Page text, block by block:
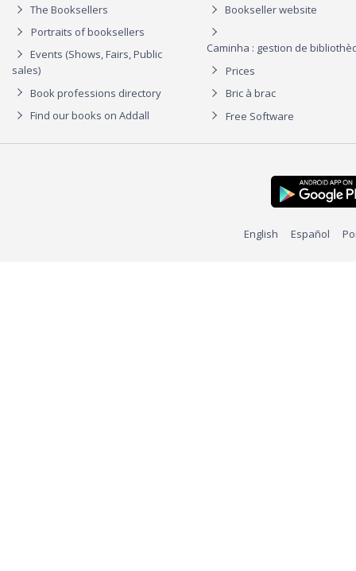
The Booksellers
Portraits of booksellers
Events (Shows, Fairs, Public
sales)
Book professions directory
Find our books on Addall
Bookseller website
Caminha : gestion de
Prices
Bric à brac
Free Software
English Español